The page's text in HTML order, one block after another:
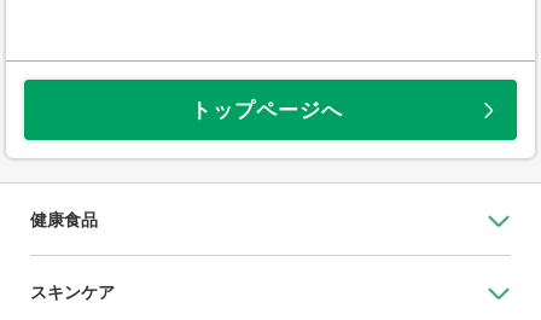
トップページへ
健康食品
スキンケア